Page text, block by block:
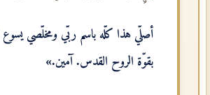
أصلّي هذا كلّه باسم ربّي ومخلّصي يسوع
بقوّة الروح القدس. آمين.»